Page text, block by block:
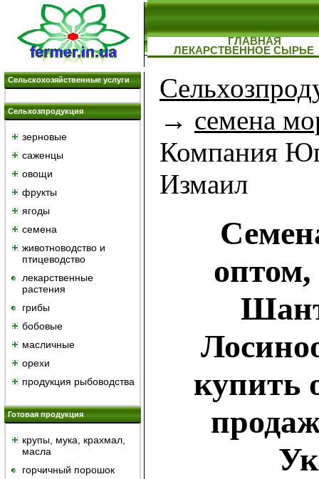
ГЛАВНАЯ
ЛЕКАРСТВЕННОЕ СЫРЬЕ
Сельскохозяйственные услуги
Сельхозпродукция
зерновые
саженцы
овощи
фрукты
ягоды
семена
животноводство и
птицеводство
лекарственные
растения
грибы
бобовые
масличные
орехи
продукция рыбоводства
Готовая продукция
крупы, мука, крахмал,
масла
горчичный порошок
→ семена
Компания
Измаил
купить